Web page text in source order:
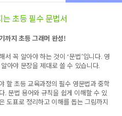
초등 필수 문법서
까지 초등 그래머 완성!
서 꼭 알아야 하는 것이 ‘문법’입니다. 영
아야 문장을 제대로 쓸 수 있습니다.
할 초등 교육과정의 필수 영문법과 중학
. 문법 용어와 규칙을 쉽게 이해할 수 있
도표로 정리하고 이해를 돕는 그림까지